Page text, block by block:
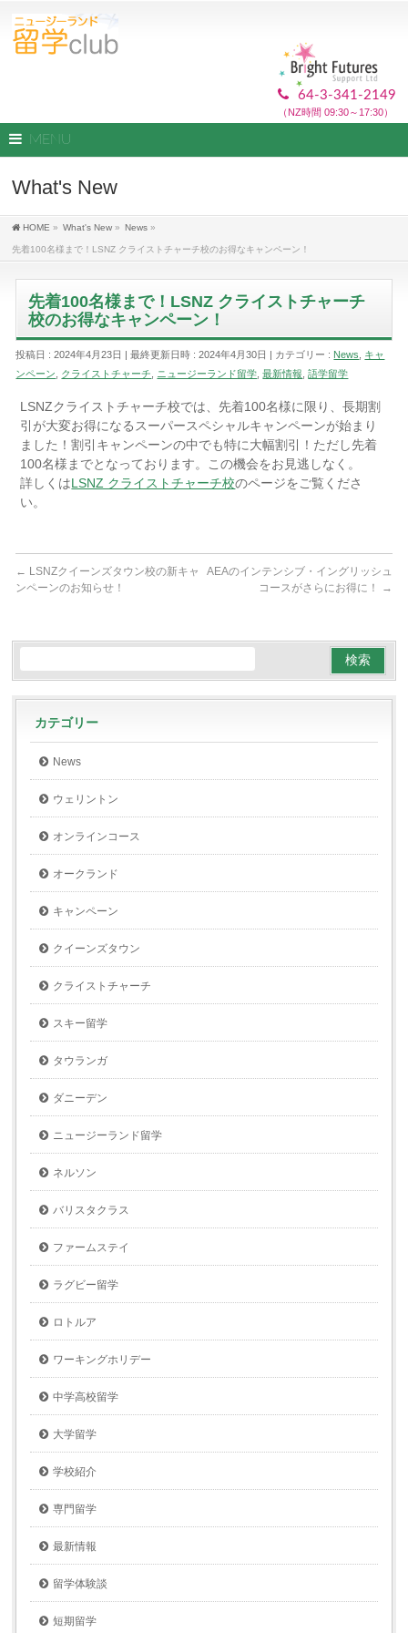
64-3-341-2149
（NZ時間 09:30～17:30）
MENU
What's New
HOME » What's New » News »
先着100名様まで！LSNZ クライストチャーチ校のお得なキャンペーン！
先着100名様まで！LSNZ クライストチャーチ
校のお得なキャンペーン！
投稿日 : 2024年4月23日 最終更新日時 : 2024年4月30日 カテゴリー : News
キャ
ンペーン
クライストチャーチ ニュージーランド留学 ,最新情報 ,語学留学
LSNZクライストチャーチ校では、先着100名様に限り、長期割
引が大変お得になるスーパースペシャルキャンペーンが始まり
ました！割引キャンペーンの中でも特に大幅割引！ただし先着
100名様までとなっております。この機会をお見逃しなく。
詳しくはLSNZ クライストチャーチ校のページをご覧くださ
い。
← LSNZクイーンズタウン校の新キャ
ンペーンのお知らせ！
AEAのインテンシブ・イングリッシュ
コースがさらにお得に！
→
カテゴリー
News
ウェリントン
オンラインコース
オークランド
キャンペーン
クイーンズタウン
クライストチャーチ
スキー留学
タウランガ
ダニーデン
ニュージーランド留学
ネルソン
バリスタクラス
ファームステイ
ラグビー留学
ロトルア
ワーキングホリデー
中学高校留学
大学留学
学校紹介
専門留学
最新情報
留学体験談
短期留学